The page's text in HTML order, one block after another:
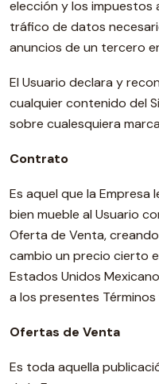
elección y los impuestos
tráfico de datos
anuncios de un tercero
El Usuario declara y
cualquier contenido del
sobre cualesquiera
Contrato
Es aquel que la
bien mueble al Usuario
Oferta de Venta,
cambio un precio cierto
Estados Unidos
a los presentes
Ofertas de Venta
Es toda aquella